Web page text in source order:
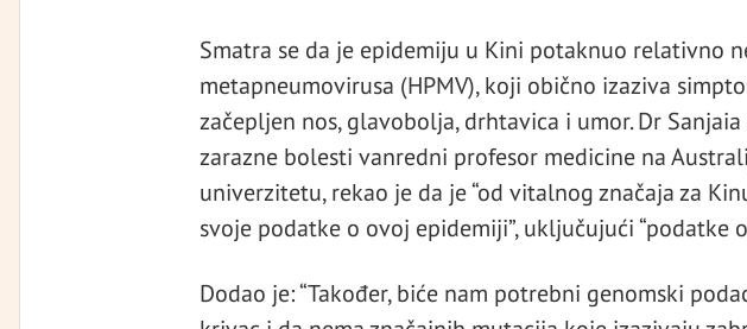
Smatra se da je epidemiju u Kini potaknuo relativno
metapneumovirusa (HPMV), koji obično izaziva
začepljen nos, glavobolja, drhtavica i umor. Dr Sanjaia
zarazne bolesti vanredni profesor medicine na
univerzitetu, rekao je da je “od vitalnog značaja za
svoje podatke o ovoj epidemiji”, uključujući “podatke
Dodao je: “Također, biće nam potrebni genomski